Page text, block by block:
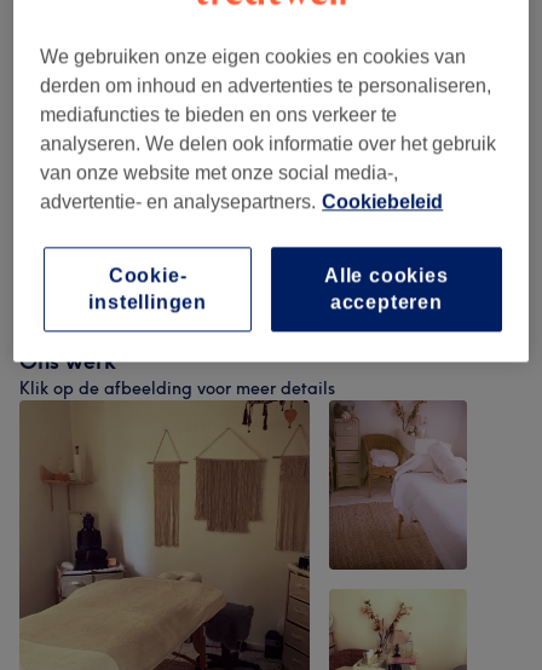
Massages Classiques ( 2)
Massages Du Monde 2 vanaf €30
Réflexologie Et Massage Lymphatique (1)
Ons werk
Klik op de afbeelding voor meer details
We gebruiken onze eigen cookies en cookies van
derden om inhoud en advertenties te personaliseren,
mediafuncties te bieden en ons verkeer te
analyseren. We delen ook informatie over het gebruik
van onze website met onze social media-,
advertentie- en analysepartners. Cookiebeleid
Alle cookies
accepteren
Cookie-
instellingen